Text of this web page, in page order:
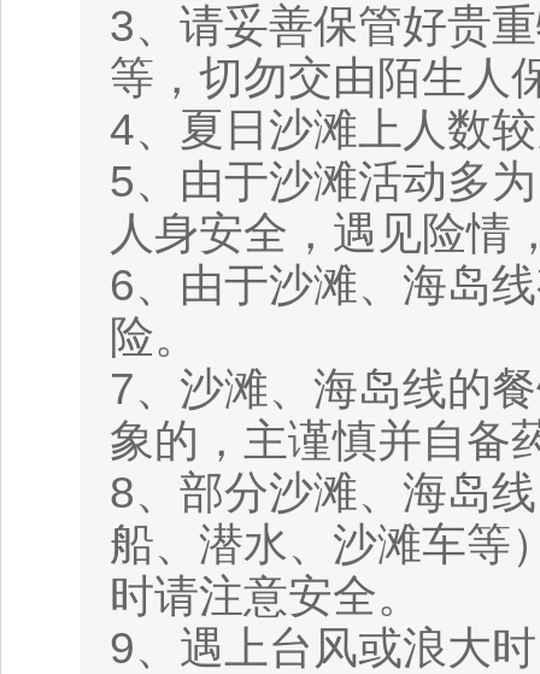
3、请妥善保管好贵
等，切勿交由陌生人
4、夏日沙滩上人数
5、由于沙滩活动多
人身安全，遇见险情
6、由于沙滩、海岛
险。
7、沙滩、海岛线的
象的，主谨慎并自备
8、部分沙滩、海岛
船、潜水、沙滩车等
时请注意安全。
9、遇上台风或浪大